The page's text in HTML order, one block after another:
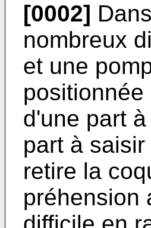
[0002]
nombreux
et une
d'une part
part à
retire la
préhension